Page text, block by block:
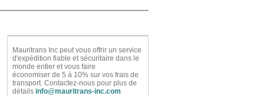
Mauritrans Inc peut vous offrir un service
d'expédition fiable et sécuritaire dans le
monde entier et vous faire
économiser de 5 à 10% sur vos frais de
transport. Contactez-nous pour plus de
détails info@mauritrans-inc.com